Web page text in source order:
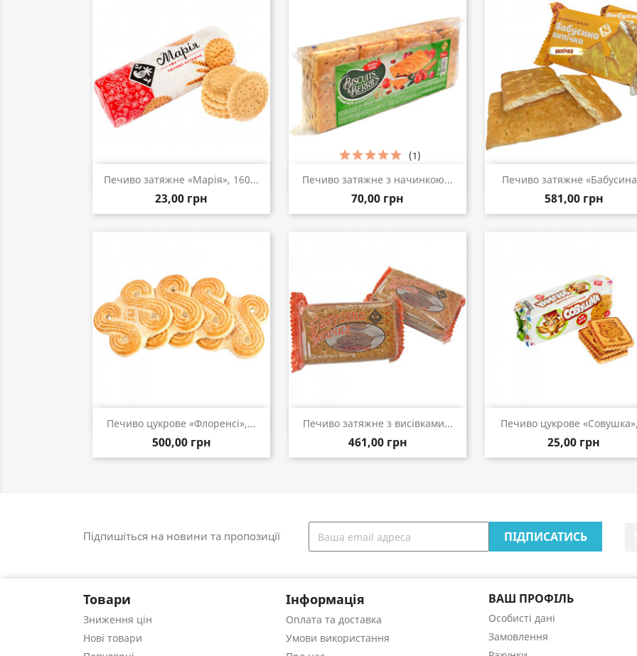
Печиво затяжне «Марія», 160...
23,00 грн
Швидкий перегляд Печиво затяжне з начинкою...
70,00 грн
(1)
Швидкий перегляд Печиво затяжне
581,00 грн
Швидкий перегляд
Печиво цукрове «Флоренсі»,...
500,00 грн
Швидкий перегляд Печиво затяжне з висівками...
461,00 грн
Швидкий перегляд Печиво цукрове
25,00 грн
Швидкий перегляд
Підпишіться на новини та пропозиції
Товари
Зниження цін
Нові товари
Інформація
Оплата та доставка
Умови використання
ВАШ ПРОФІЛЬ
Особисті дані
Замовлення